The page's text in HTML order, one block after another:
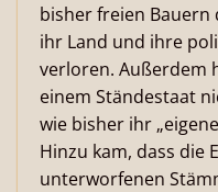
bisher freien Bauern
ihr Land und ihre
verloren. Außerdem
einem Ständestaat
wie bisher ihr
Hinzu kam, dass die
unterworfenen